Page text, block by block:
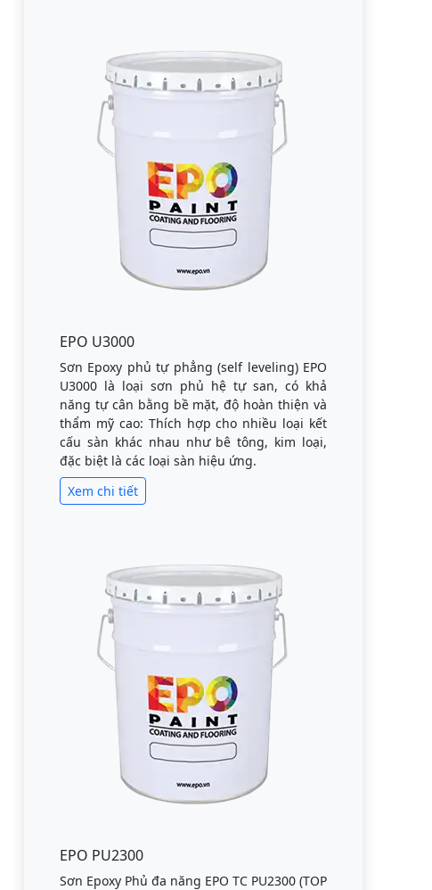
EPO U3000
Sơn Epoxy phủ tự phẳng (self leveling) EPO
U3000 là loại sơn phủ hệ tự san, có khả
năng tự cân bằng bề mặt, độ hoàn thiện và
thẩm mỹ cao: Thích hợp cho nhiều loại kết
cấu sàn khác nhau như bê tông, kim loại,
đặc biệt là các loại sàn hiệu ứng.
Xem chi tiết
EPO PU2300
Sơn Epoxy Phủ đa năng EPO TC PU2300 (TOP